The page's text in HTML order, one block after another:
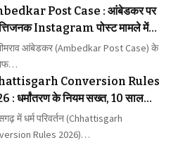
Post Case : आंबेडकर पर
Instagram पोस्ट मामले में
करने से इन्कार
आंबेडकर (Ambedkar Post Case) के
Conversion Rules
: धर्मांतरण के नियम सख्त, 10 साल
लाख जुर्माना
में धर्म परिवर्तन (Chhattisgarh
Rules 2026)…